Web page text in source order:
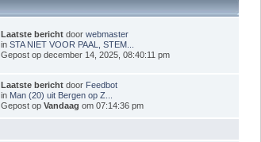
Laatste bericht doorwebmaster
inSTA NIET VOOR PAAL, STEM...
Gepost op december 14, 2025, 08:40:11 pm
Laatste bericht door Feedbot
in Man (20) uit Bergen op Z...
Gepost opVandaag om 07:14:36 pm